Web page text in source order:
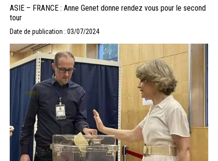
ASIE – FRANCE : Anne Genet donne rendez vous pour le second
tour
Date de publication : 03/07/2024